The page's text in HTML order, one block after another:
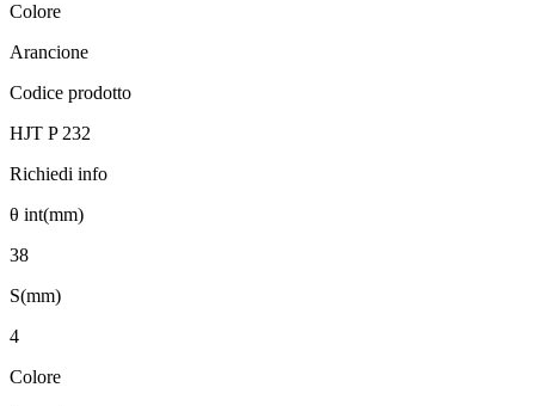
Colore
Arancione
Codice prodotto
HJT P 232
Richiedi info
θ int(mm)
38
S(mm)
4
Colore